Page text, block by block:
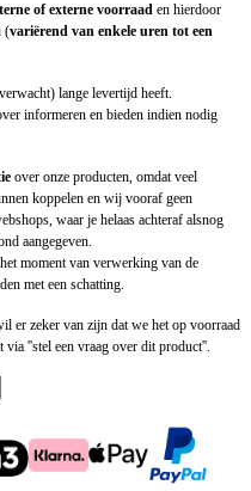
of externe voorraad en hierdoor
(variërend van enkele uren tot een
lange levertijd heeft.
informeren en bieden indien nodig
over onze producten, omdat veel
koppelen en wij vooraf geen
waar je helaas achteraf alsnog
aangegeven.
moment van verwerking van de
met een schatting.
er zeker van zijn dat we het op voorraad
''stel een vraag over dit product''.